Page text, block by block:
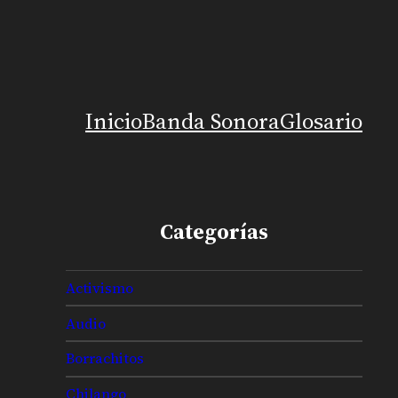
InicioBanda SonoraGlosario
Categorías
Activismo
Audio
Borrachitos
Chilango